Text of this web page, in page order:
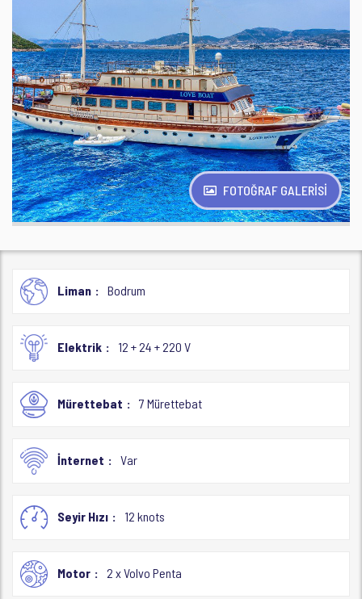
FOTOĞRAF GALERİSİ
Liman Bodrum
Elektrik 12 + 24 + 220 V
Mürettebat 7 Mürettebat
İnternet Var
Seyir Hızı 12 knots
Motor 2 x Volvo Penta